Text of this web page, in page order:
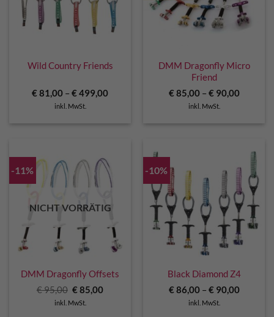
Wild Country Friends
€81,00 – €499,00
inkl. MwSt.
DMM Dragonfly Micro
Friend
€85,00– €90,00
inkl. MwSt.
-11%
NICHT VORRÄTIG
DMM Dragonfly Offsets
€95,00 Ursprünglicher
Preis
war:
€85,00Aktueller
inkl. MwSt.
-10%
Black Diamond Z4
€86,00– €90,00
inkl. MwSt.